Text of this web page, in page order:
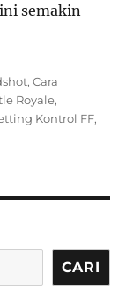
semakin
,Cara
Royale,
Kontrol FF,
CARI